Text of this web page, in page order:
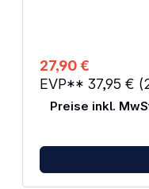
27,90 €
EVP** 37,95 €
Preise inkl.